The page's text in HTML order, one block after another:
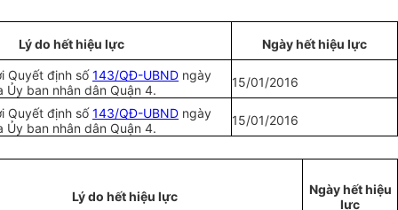
Lý do hết hiệu lực Ngày hết hiệu lực
Quyết định số143/QĐ-UBND ngày
Ủy ban nhân dân Quận 4.
15/01/2016
Quyết định số143/QĐ-UBND ngày
Ủy ban nhân dân Quận 4.
15/01/2016
Lý do hết hiệu lực
Ngày hết hiệu
lực